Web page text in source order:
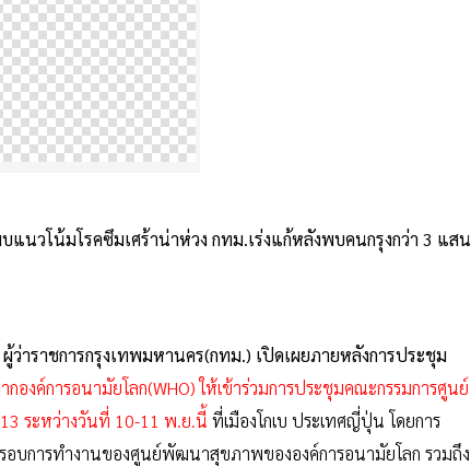
นวโน้มโรคซึมเศร้าน่าห่วง กทม.เร่งแก้หลังพบคนกรุงกว่า 3 แสน
าราชการกรุงเทพมหานคร(กทม.) เปิดเผยภายหลังการประชุม
องค์การอนามัยโลก(WHO) ให้เข้าร่วมการประชุมคณะกรรมการศูนย์
ระหว่างวันที่ 10-11 พ.ย.นี้ ที่เมืองโกเบ ประเทศญี่ปุ่น โดยการ
อบการทำงานของศูนย์พัฒนาสุขภาพขององค์การอนามัยโลก รวมถึง